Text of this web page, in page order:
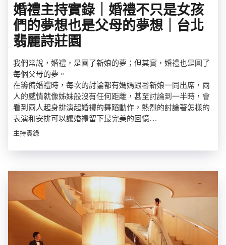
婚禮主持實錄｜婚禮不只是女孩
們的夢想也是父母的夢想｜台北
翡麗詩莊園
我們常說，婚禮，是圓了新娘的夢；但其實，婚禮也是圓了
每個父母的夢。
在籌備婚禮時，每次的討論都有媽媽跟著新娘一同出席，兩
人的感情就像姊妹般沒有任何距離，甚至討論到一半時，會
看到兩人起身排演起婚禮的舞蹈動作，熱烈的討論著怎樣的
表演和安排可以讓婚禮留下最完美的回憶…
主持實錄